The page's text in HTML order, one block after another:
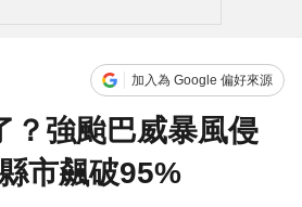
加入為 Google 偏好來源
？強颱巴威暴風侵
市飆破95%